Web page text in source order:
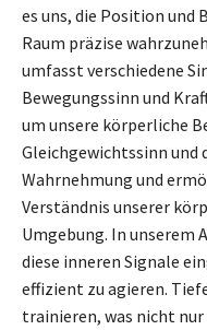
es uns, die Position und
Raum präzise
umfasst verschiedene
Bewegungssinn und
um unsere körperliche
Gleichgewichtssinn und
Wahrnehmung und
Verständnis unserer
Umgebung. In unserem
diese inneren Signale
effizient zu agieren.
trainieren, was nicht